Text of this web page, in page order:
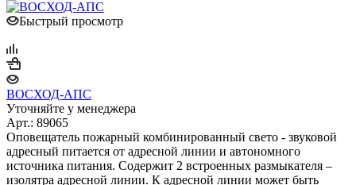
Быстрый просмотр
ВОСХОД-АПС
Уточняйте у менеджера
Арт.: 89065
Оповещатель пожарный комбинированный свето - звуковой
адресный питается от адресной линии и автономного
источника питания. Содержит 2 встроенных размыкателя –
изолятра адресной линии. К адресной линии может быть